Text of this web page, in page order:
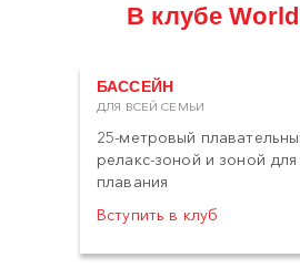
В клубе
БАССЕЙН
ДЛЯ ВСЕЙ СЕМЬИ
25-метровый
релакс-зоной и зоной для
плавания
Вступить в клуб